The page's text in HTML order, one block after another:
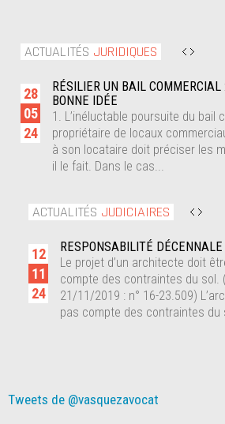
ACTUALITÉS JURIDIQUES
28
05
24
RÉSILIER UN BAIL COMMERCIAL
BONNE IDÉE
1. L’inéluctable poursuite du bail
propriétaire de locaux
à son locataire doit préciser les
il le fait. Dans le cas...
ACTUALITÉS JUDICIAIRES
12
11
24
RESPONSABILITÉ
Le projet d’un architecte doit
compte des contraintes du sol.
21/11/2019 : n° 16-23.509)
pas compte des contraintes du
Tweets de @vasquezavocat